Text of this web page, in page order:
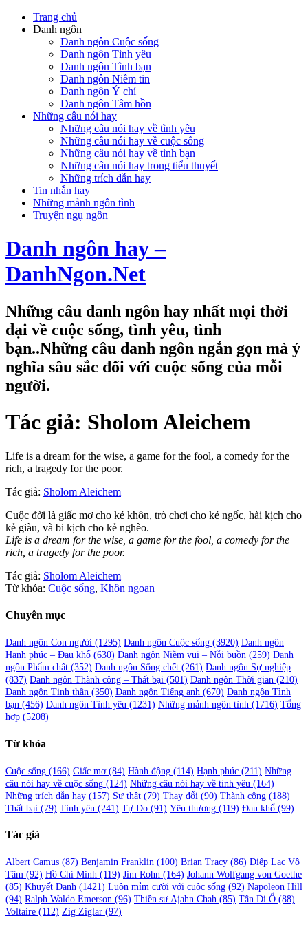
Trang chủ
Danh ngôn
Danh ngôn Cuộc sống
Danh ngôn Tình yêu
Danh ngôn Tình bạn
Danh ngôn Niềm tin
Danh ngôn Ý chí
Danh ngôn Tâm hồn
Những câu nói hay
Những câu nói hay về tình yêu
Những câu nói hay về cuộc sống
Những câu nói hay về tình bạn
Những câu nói hay trong tiểu thuyết
Những trích dẫn hay
Tin nhắn hay
Những mảnh ngôn tình
Truyện ngụ ngôn
Danh ngôn hay –
DanhNgon.Net
Những câu danh ngôn hay nhất mọi thời
đại về cuộc sống, tình yêu, tình
bạn..Những câu danh ngôn ngắn gọn mà ý
nghĩa sâu sắc đối với cuộc sống của mỗi
người.
Tác giả: Sholom Aleichem
Life is a dream for the wise, a game for the fool, a comedy for the
rich, a tragedy for the poor.
Tác giả: Sholom Aleichem
Cuộc đời là giấc mơ cho kẻ khôn, trò chơi cho kẻ ngốc, hài kịch cho
kẻ giàu, và bi kịch cho kẻ nghèo.
Life is a dream for the wise, a game for the fool, a comedy for the
rich, a tragedy for the poor.
Tác giả: Sholom Aleichem
Từ khóa: Cuộc sống, Khôn ngoan
Chuyên mục
Danh ngôn Con người (1295) Danh ngôn Cuộc sống (3920) Danh ngôn
Hạnh phúc – Đau khổ (630) Danh ngôn Niềm vui – Nỗi buồn (259) Danh
ngôn Phẩm chất (352) Danh ngôn Sống chết (261) Danh ngôn Sự nghiệp
(837) Danh ngôn Thành công – Thất bại (501) Danh ngôn Thời gian (210)
Danh ngôn Tinh thần (350) Danh ngôn Tiếng anh (670) Danh ngôn Tình
bạn (456) Danh ngôn Tình yêu (1231) Những mảnh ngôn tình (1716) Tổng
hợp (5208)
Từ khóa
Cuộc sống (166) Giấc mơ(84) Hành động (114) Hạnh phúc (211) Những
câu nói hay về cuộc sống (124) Những câu nói hay về tình yêu (164)
Những trích dẫn hay (157) Sự thật (79) Thay đổi (90) Thành công (188)
Thất bại (79) Tình yêu (241) Tự Do (91) Yêu thương (119) Đau khổ (99)
Tác giả
Albert Camus (87) Benjamin Franklin (100) Brian Tracy (86) Diệp Lạc Vô
Tâm (92) Hồ Chí Minh (119) Jim Rohn (164) Johann Wolfgang von Goethe
(85) Khuyết Danh (1421) Luôn mỉm cười với cuộc sống (92) Napoleon Hill
(94) Ralph Waldo Emerson (96) Thiền sư Ajahn Chah (85) Tân Di Ổ (88)
Voltaire (112) Zig Ziglar (97)